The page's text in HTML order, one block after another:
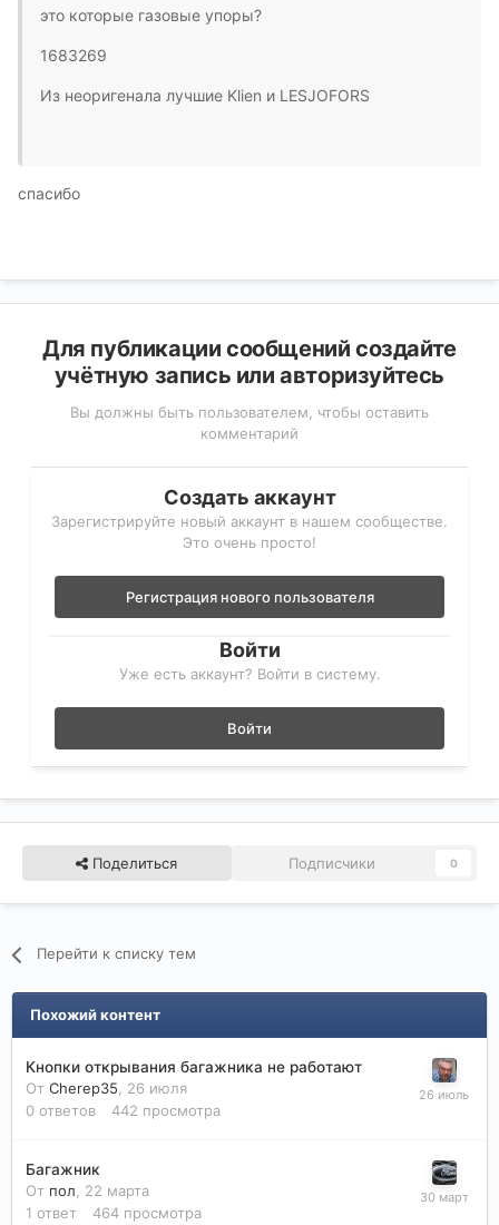
это которые газовые упоры?
1683269
Из неоригенала лучшие Klien и LESJOFORS
спасибо
Для публикации сообщений создайте
учётную запись или авторизуйтесь
Вы должны быть пользователем, чтобы оставить
комментарий
Создать аккаунт
Зарегистрируйте новый аккаунт в нашем сообществе.
Это очень просто!
Регистрация нового пользователя
Войти
Уже есть аккаунт? Войти в систему.
Войти
Поделиться Подписчики 0
Перейти к списку тем
Похожий контент
Кнопки открывания багажника не работают
От Cherep35, 26 июля
0 ответов 442 просмотра
Багажник
От пол, 22 марта
1 ответ 464 просмотра